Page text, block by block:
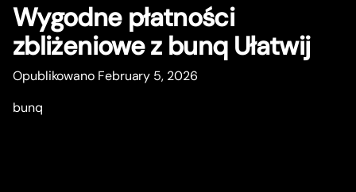
Wygodne płatności
zbliżeniowe z bunq Ułatwij
Opublikowano February 5, 2026
bunq